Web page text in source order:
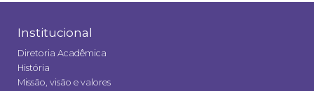
Institucional
Diretoria Acadêmica
História
Missão, visão e valores